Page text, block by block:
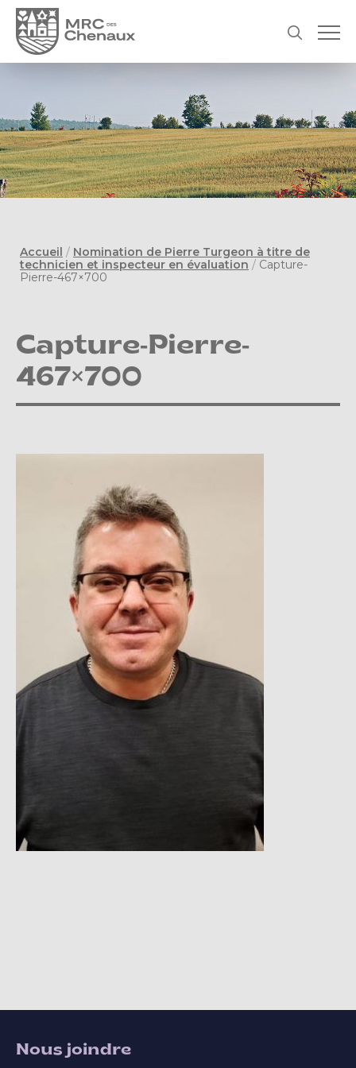
Accueil / Nomination de Pierre Turgeon à titre de
technicien et inspecteur en évaluation / Capture-
Pierre-467×700
Capture-Pierre-
467×700
Nous joindre